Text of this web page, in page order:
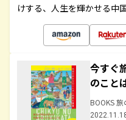
けする、人生を輝かせる中
今すぐ
のこと
BOOKS